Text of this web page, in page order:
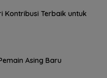
Kontribusi Terbaik untuk
Asing Baru